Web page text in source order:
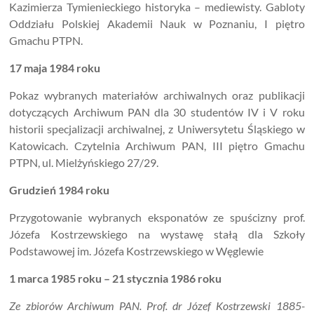
Kazimierza Tymienieckiego historyka – mediewisty. Gabloty
Oddziału Polskiej Akademii Nauk w Poznaniu, I piętro
Gmachu PTPN.
17 maja 1984 roku
Pokaz wybranych materiałów archiwalnych oraz publikacji
dotyczących Archiwum PAN dla 30 studentów IV i V roku
historii specjalizacji archiwalnej, z Uniwersytetu Śląskiego w
Katowicach. Czytelnia Archiwum PAN, III piętro Gmachu
PTPN, ul. Mielżyńskiego 27/29.
Grudzień 1984 roku
Przygotowanie wybranych eksponatów ze spuścizny prof.
Józefa Kostrzewskiego na wystawę stałą dla Szkoły
Podstawowej im. Józefa Kostrzewskiego w Węglewie
1 marca 1985 roku – 21 stycznia 1986 roku
Ze zbiorów Archiwum PAN. Prof. dr Józef Kostrzewski 1885-